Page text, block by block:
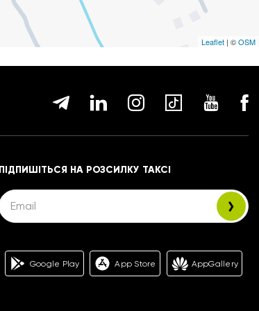
Leaflet | ©OSM
ПІДПИШІТЬСЯ НА РОЗСИЛКУ ТАКСІ
Google Play App Store AppGallery